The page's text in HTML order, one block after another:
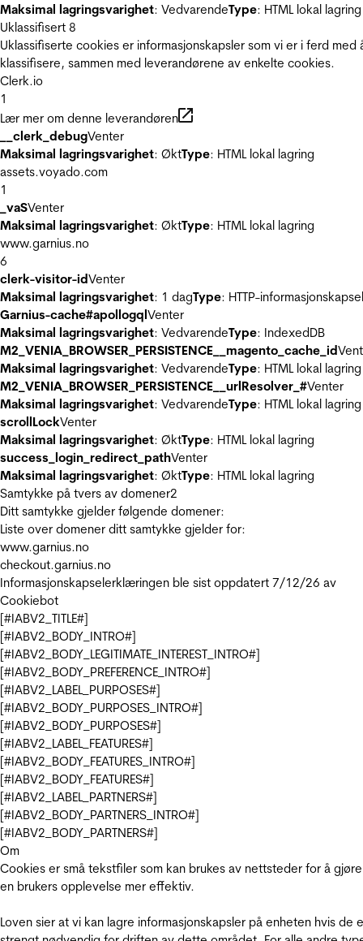
Maksimal lagringsvarighet: VedvarendeType: HTML lokal lagring
Uklassifisert 8
Uklassifiserte cookies er informasjonskapsler som vi er i ferd med
klassifisere, sammen med leverandørene av enkelte cookies.
Clerk.io
1
Lær mer om denne leverandøren
__clerk_debugVenter
Maksimal lagringsvarighet: ØktType: HTML lokal lagring
assets.voyado.com
1
_vaSVenter
Maksimal lagringsvarighet: ØktType: HTML lokal lagring
www.garnius.no
6
clerk-visitor-idVenter
Maksimal lagringsvarighet: 1 dagType: HTTP-informasjonskapsel
Garnius-cache#apollogqlVenter
Maksimal lagringsvarighet: VedvarendeType: IndexedDB
M2_VENIA_BROWSER_PERSISTENCE__magento_cache_id
Maksimal lagringsvarighet: VedvarendeType: HTML lokal lagring
M2_VENIA_BROWSER_PERSISTENCE__urlResolver_#Venter
Maksimal lagringsvarighet: VedvarendeType: HTML lokal lagring
scrollLockVenter
Maksimal lagringsvarighet: ØktType: HTML lokal lagring
success_login_redirect_pathVenter
Maksimal lagringsvarighet: ØktType: HTML lokal lagring
Samtykke på tvers av domener2
Ditt samtykke gjelder følgende domener:
Liste over domener ditt samtykke gjelder for:
www.garnius.no
checkout.garnius.no
Informasjonskapselerklæringen ble sist oppdatert 7/12/26 av
Cookiebot
[#IABV2_TITLE#]
[#IABV2_BODY_INTRO#]
[#IABV2_BODY_LEGITIMATE_INTEREST_INTRO#]
[#IABV2_BODY_PREFERENCE_INTRO#]
[#IABV2_LABEL_PURPOSES#]
[#IABV2_BODY_PURPOSES_INTRO#]
[#IABV2_BODY_PURPOSES#]
[#IABV2_LABEL_FEATURES#]
[#IABV2_BODY_FEATURES_INTRO#]
[#IABV2_BODY_FEATURES#]
[#IABV2_LABEL_PARTNERS#]
[#IABV2_BODY_PARTNERS_INTRO#]
[#IABV2_BODY_PARTNERS#]
Om
Cookies er små tekstfiler som kan brukes av nettsteder for å gjøre
en brukers opplevelse mer effektiv.
Loven sier at vi kan lagre informasjonskapsler på enheten hvis de